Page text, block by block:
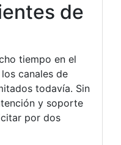
de
tiempo en el
canales de
todavía. Sin
y soporte
por dos